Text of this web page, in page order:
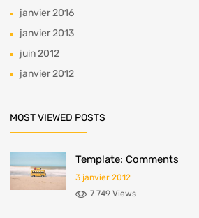
janvier 2016
janvier 2013
juin 2012
janvier 2012
MOST VIEWED POSTS
Template: Comments
3 janvier 2012
7 749 Views